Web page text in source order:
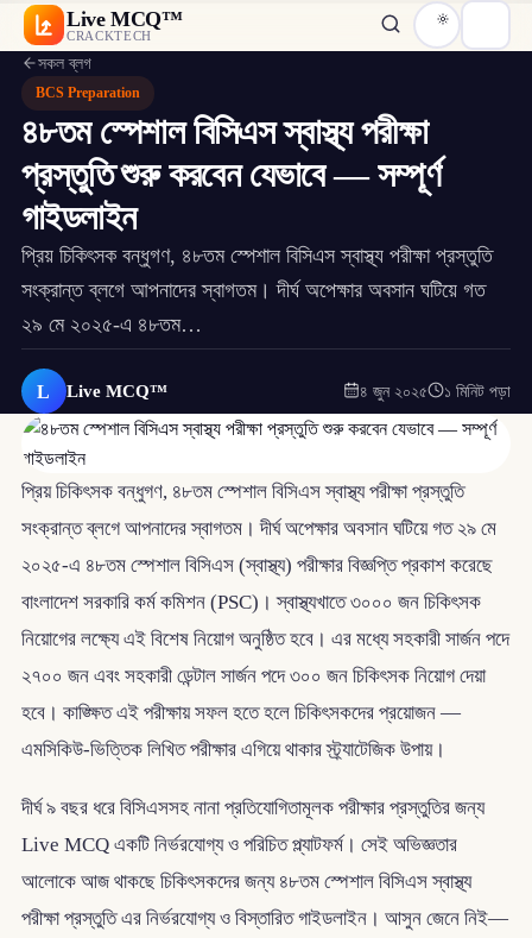
Live MCQ™
CRACKTECH
সকল ব্লগ
BCS Preparation
৪৮তম স্পেশাল বিসিএস স্বাস্থ্য পরীক্ষা
প্রস্তুতি শুরু করবেন যেভাবে — সম্পূর্ণ
গাইডলাইন
প্রিয় চিকিৎসক বন্ধুগণ, ৪৮তম স্পেশাল বিসিএস স্বাস্থ্য পরীক্ষা প্রস্তুতি
সংক্রান্ত ব্লগে আপনাদের স্বাগতম। দীর্ঘ অপেক্ষার অবসান ঘটিয়ে গত
২৯ মে ২০২৫-এ ৪৮তম…
L Live MCQ™ ৪ জুন ২০২৫ ১ মিনিট পড়া
প্রিয় চিকিৎসক বন্ধুগণ, ৪৮তম স্পেশাল বিসিএস স্বাস্থ্য পরীক্ষা প্রস্তুতি
সংক্রান্ত ব্লগে আপনাদের স্বাগতম। দীর্ঘ অপেক্ষার অবসান ঘটিয়ে গত ২৯ মে
২০২৫-এ ৪৮তম স্পেশাল বিসিএস (স্বাস্থ্য) পরীক্ষার বিজ্ঞপ্তি প্রকাশ করেছে
বাংলাদেশ সরকারি কর্ম কমিশন (PSC)। স্বাস্থ্যখাতে ৩০০০ জন চিকিৎসক
নিয়োগের লক্ষ্যে এই বিশেষ নিয়োগ অনুষ্ঠিত হবে। এর মধ্যে সহকারী সার্জন পদে
২৭০০ জন এবং সহকারী ডেন্টাল সার্জন পদে ৩০০ জন চিকিৎসক নিয়োগ দেয়া
হবে। কাঙ্ক্ষিত এই পরীক্ষায় সফল হতে হলে চিকিৎসকদের প্রয়োজন —
এমসিকিউ-ভিত্তিক লিখিত পরীক্ষার এগিয়ে থাকার স্ট্র্যাটেজিক উপায়।
দীর্ঘ ৯ বছর ধরে বিসিএসসহ নানা প্রতিযোগিতামূলক পরীক্ষার প্রস্তুতির জন্য
Live MCQ একটি নির্ভরযোগ্য ও পরিচিত প্ল্যাটফর্ম। সেই অভিজ্ঞতার
আলোকে আজ থাকছে চিকিৎসকদের জন্য ৪৮তম স্পেশাল বিসিএস স্বাস্থ্য
পরীক্ষা প্রস্তুতি এর নির্ভরযোগ্য ও বিস্তারিত গাইডলাইন। আসুন জেনে নিই—